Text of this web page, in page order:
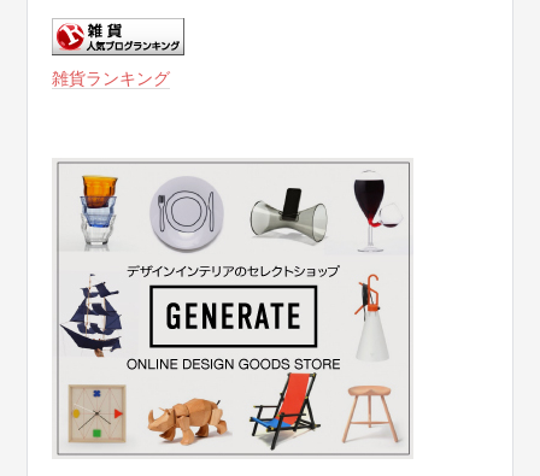
雑貨ランキング